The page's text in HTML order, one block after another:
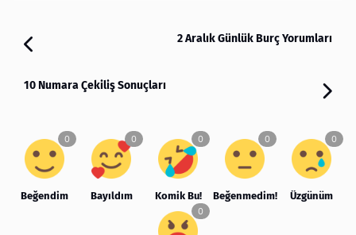
2 Aralık Günlük Burç Yorumları
10 Numara Çekiliş Sonuçları
Beğendim Bayıldım Komik Bu! Beğenmedim! Üzgünüm